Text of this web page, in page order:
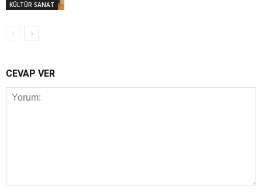
KÜLTÜR SANAT
CEVAP VER